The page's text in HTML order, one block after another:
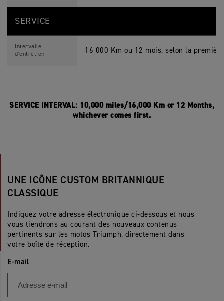
SERVICE
intervalle
d'entretien
16 000 Km ou 12 mois, selon la
SERVICE INTERVAL: 10,000 miles/16,000 Km or 12 Months,
whichever comes first.
UNE ICÔNE CUSTOM BRITANNIQUE
CLASSIQUE
Indiquez votre adresse électronique ci-dessous et nous
vous tiendrons au courant des nouveaux contenus
pertinents sur les motos Triumph, directement dans
votre boîte de réception.
E-mail